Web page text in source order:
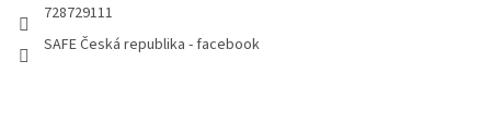
728729111
SAFE Česká republika - facebook